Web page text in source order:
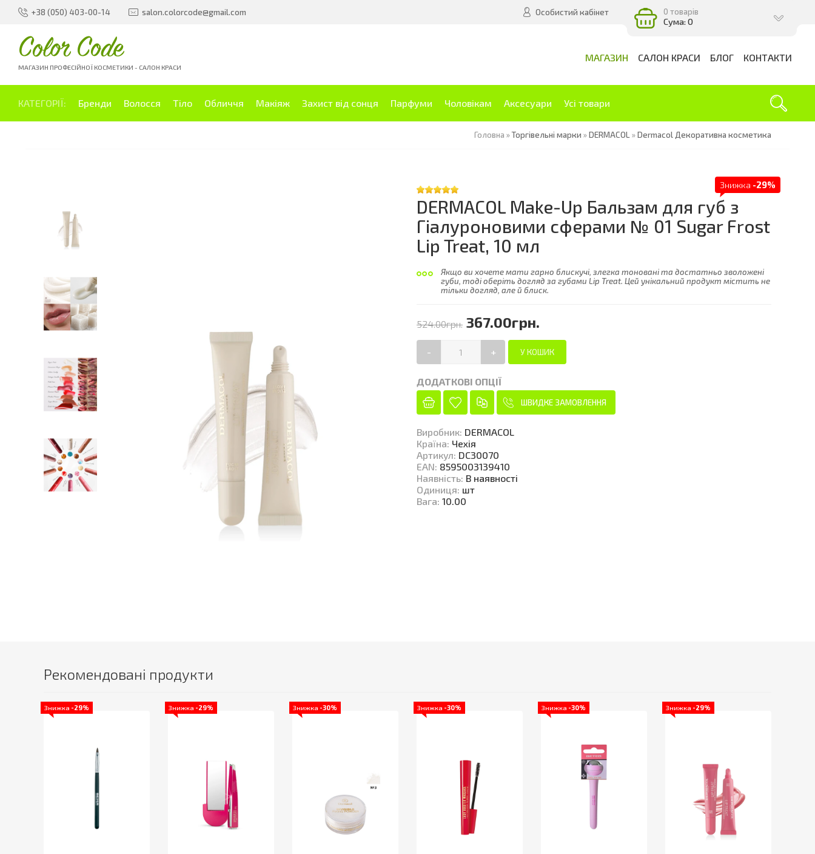
+38 (050) 403-00-14 salon.colorcode@gmail.com Особистий кабінет 0 товарів
Сума: 0
Color Code
МАГАЗИН ПРОФЕСІЙНОЇ КОСМЕТИКИ - САЛОН КРАСИ
МАГАЗИН САЛОН КРАСИ БЛОГ КОНТАКТИ
КАТЕГОРІЇ: Бренди Волосся Тіло Обличчя Макіяж Захист від сонця Парфуми Чоловікам Аксесуари Усі товари
Головна »Торгівельні марки »DERMACOL »Dermacol Декоративна косметика
Знижка -29%
DERMACOL Make-Up Бальзам для губ з
Гіалуроновими сферами № 01 Sugar Frost
Lip Treat, 10 мл
Якщо ви хочете мати гарно блискучі, злегка тоновані та достатньо зволожені
губи, тоді оберіть догляд за губами Lip Treat. Цей унікальний продукт містить не
тільки догляд, але й блиск.
524.00грн. 367.00грн.
- +
ДОДАТКОВІ ОПЦІЇ
ШВИДКЕ ЗАМОВЛЕННЯ
Виробник: DERMACOL
Країна: Чехія
Артикул: DC30070
EAN: 8595003139410
Наявність: В наявності
Одиниця: шт
Вага: 10.00
Рекомендовані продукти
Знижка -29% Знижка -29% Знижка -30% Знижка -30% Знижка -30% Знижка -29%